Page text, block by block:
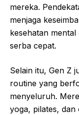
mereka.
menjaga
kesehatan
serba cepat.
Selain itu, Gen Z
routine yang
menyeluruh.
yoga, pilates, dan